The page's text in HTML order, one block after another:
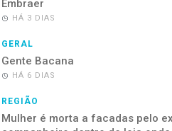
Embraer
HÁ 3 DIAS
GERAL
Gente Bacana
HÁ 6 DIAS
REGIÃO
Mulher é morta a facadas pelo